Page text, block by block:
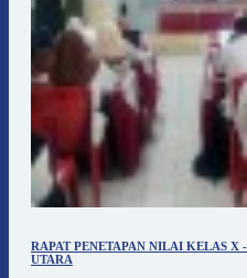
RAPAT PENETAPAN NILAI KELAS X
UTARA